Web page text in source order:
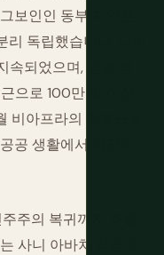
보인인 동부 지역은
독립했습니다. 나이
되었으며, 연방 정
으로 100만 명 이상
비아프라의 항복으로
공 생활에서 여전히
주의 복귀까지 주를
사니 아바차 장군의